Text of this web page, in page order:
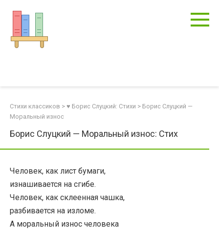
контенту
Стихи классиков > ♥ Борис Слуцкий: Стихи > Борис Слуцкий —
Моральный износ
Борис Слуцкий — Моральный износ: Стих
Человек, как лист бумаги,
изнашивается на сгибе.
Человек, как склеенная чашка,
разбивается на изломе.
А моральный износ человека